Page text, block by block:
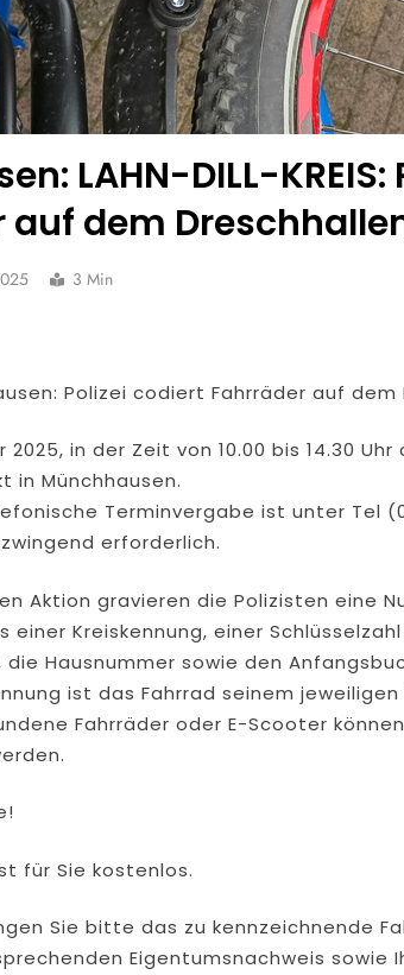
LAHN-DILL-
auf dem
3 Min
Polizei codiert Fahrräder auf dem
2025, in der Zeit von 10.00 bis 14.30
in Münchhausen.
Terminvergabe ist unter Tel
erforderlich.
Aktion gravieren die Polizisten eine
Kreiskennung, einer
Hausnummer sowie den
ist das Fahrrad seinem
Fahrräder oder E-Scooter
für Sie kostenlos.
Sie bitte das zu kennzeichnende
Eigentumsnachweis sowie